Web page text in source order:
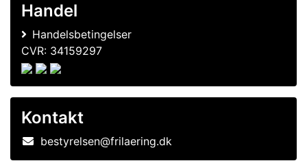
Handel
Handelsbetingelser
CVR: 34159297
Kontakt
bestyrelsen@frilaering.dk